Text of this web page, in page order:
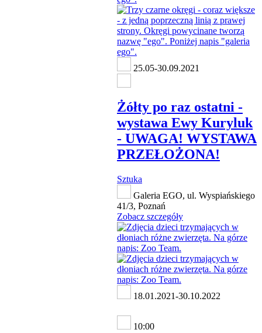
25.05-30.09.2021
Żółty po raz ostatni -
wystawa Ewy Kuryluk
- UWAGA! WYSTAWA
PRZEŁOŻONA!
Sztuka
Galeria EGO, ul. Wyspiańskiego
41/3, Poznań
Zobacz szczegóły
18.01.2021-30.10.2022
10:00